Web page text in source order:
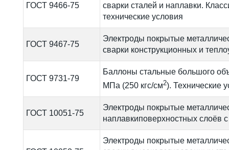
ГОСТ 9466-75
сварки сталей и наплавки.
технические условия
ГОСТ 9467-75
Электроды покрытые
сварки конструкционных и
ГОСТ 9731-79
Баллоны стальные большого
МПа (250 кгс/см2). Технические
ГОСТ 10051-75
Электроды покрытые
наплавкиповерхностных слоёв
Электроды покрытые